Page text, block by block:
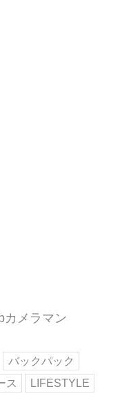
カメラマン
バックパック
ス
LIFESTYLE